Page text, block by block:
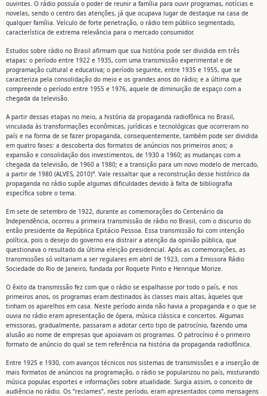
ouvintes. O rádio possuía o poder de reunir a família para ouvir programas, notícias e
novelas, sendo o centro das atenções, já que ocupava lugar de destaque na casa de
qualquer família. Veículo de forte penetração, o rádio tem público segmentado,
característica de extrema relevância para o mercado consumidor.
Estudos sobre rádio no Brasil afirmam que sua história pode ser dividida em três
etapas: o período entre 1922 e 1935, com uma transmissão experimental e de
programação cultural e educativa; o período seguinte, entre 1935 e 1955, que se
caracteriza pela consolidação do meio e os grandes anos do rádio; e a última que
compreende o período entre 1955 e 1976, aquele de diminuição de espaço com a
chegada da televisão.
A partir dessas etapas no meio, a história da propaganda radiofônica no Brasil,
vinculada às transformações econômicas, jurídicas e tecnológicas que ocorreram no
país e na forma de se fazer propaganda, consequentemente, também pode ser dividida
em quatro fases: a descoberta dos formatos de anúncios nos primeiros anos; a
expansão e consolidação dos investimentos, de 1930 a 1960; as mudanças com a
chegada da televisão, de 1960 a 1980; e a transição para um novo modelo de mercado,
a partir de 1980 (ALVES, 2010)4. Vale ressaltar que a reconstrução desse histórico da
propaganda no rádio supõe algumas dificuldades devido à falta de bibliografia
específica sobre o tema.
Em sete de setembro de 1922, durante as comemorações do Centenário da
Independência, ocorreu a primeira transmissão de rádio no Brasil, com o discurso do
então presidente da República Epitácio Pessoa. Essa transmissão foi com intenção
política, pois o desejo do governo era distrair a atenção da opinião pública, que
questionava o resultado da última eleição presidencial. Após as comemorações, as
transmissões só voltariam a ser regulares em abril de 1923, com a Emissora Rádio
Sociedade do Rio de Janeiro, fundada por Roquete Pinto e Henrique Morize.
O êxito da transmissão fez com que o rádio se espalhasse por todo o país, e nos
primeiros anos, os programas eram destinados às classes mais altas, àqueles que
tinham os aparelhos em casa. Neste período ainda não havia a propaganda e o que se
ouvia no rádio eram apresentação de ópera, música clássica e concertos. Algumas
emissoras, gradualmente, passaram a adotar certo tipo de patrocínio, fazendo uma
alusão ao nome de empresas que apoiavam os programas. O patrocínio é o primeiro
formato de anúncio do qual se tem referência na história da propaganda radiofônica.
Entre 1925 e 1930, com avanços técnicos nos sistemas de transmissões e a inserção de
mais formatos de anúncios na programação, o rádio se popularizou no país, misturando
música popular, esportes e informações sobre atualidade. Surgia assim, o conceito de
audiência no rádio. Os “reclames”, neste período, eram apresentados como mensagens